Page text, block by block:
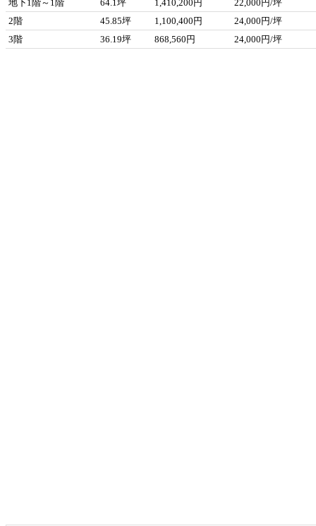
地下1階～1階
64.1坪 1,410,200円
22,000円/坪
2階
45.85坪 1,100,400円
24,000円/坪
3階
36.19坪 868,560円 24,000円/坪